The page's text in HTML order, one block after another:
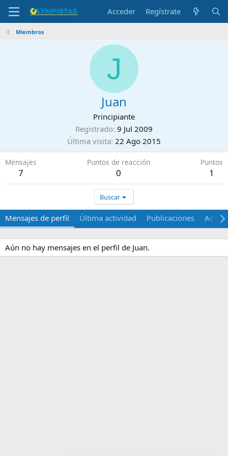
Acceder Regístrate
Miembros
J
Juan
Principiante
Registrado 9 Jul 2009
Última visita 22 Ago 2015
Mensajes
7
Puntos de reacción
0
Puntos
1
Buscar
Mensajes de perfil Última actividad Publicaciones Acerca
Aún no hay mensajes en el perfil de Juan.